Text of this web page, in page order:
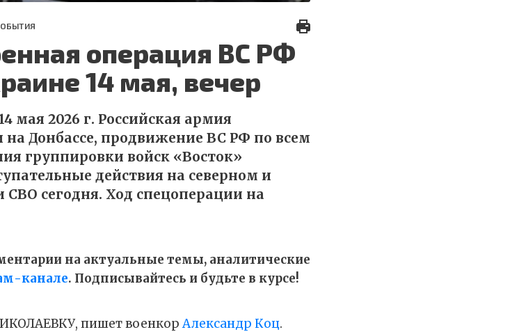
операция ВС РФ
14 мая, вечер
мая 2026 г. Российская армия
на Донбассе, продвижение ВС РФ по всем
группировки войск «Восток»
действия на северном и
СВО сегодня. Ход спецоперации на
на актуальные темы, аналитические
канале. Подписывайтесь и будьте в курсе!
пишет военкорАлександр Коц.